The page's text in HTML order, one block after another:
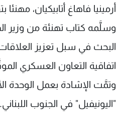
أرمينيا فاهاغ أتابيكيان، مهنئا
وسلَّمه كتاب تهنئة من وزير
البحث في سبل تعزيز العلاقات
اتفاقية التعاون العسكري
وتمَّت الإشادة بعمل الوحدة
"اليونيفيل" في الجنوب اللبناني.
عن MTV
الإنـتـاج
لاعلاناتكم
تواصل
شروط